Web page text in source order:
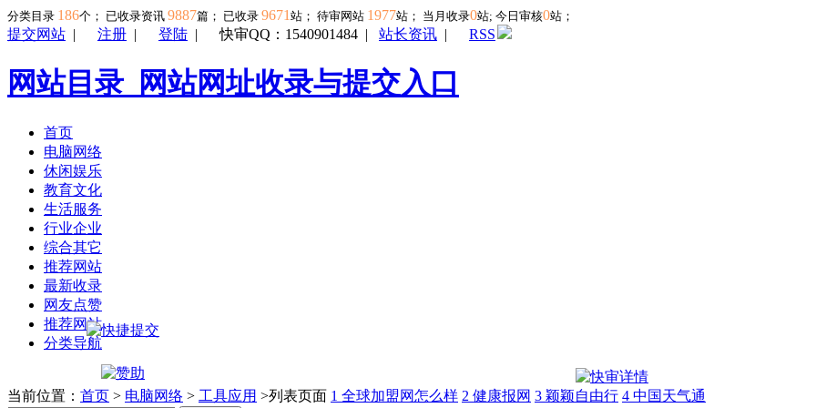
分类目录 186个； 已收录资讯 9887篇； 已收录 9671 站； 待审网站 1977站； 当月收录0站; 今日审核0站；
提交网站 | 注册 | 登陆 |快审QQ：1540901484 | 站长资讯 | RSS
网站目录_网站网址收录与提交入口
首页
电脑网络
休闲娱乐
教育文化
生活服务
行业企业
综合其它
推荐网站
最新收录
网友点赞
推荐网站
分类导航
当前位置： 首页 > 电脑网络 > 工具应用 >列表页面 1 全球加盟网怎么样 2 健康报网 3 颖颖自由行 4 中国天气通